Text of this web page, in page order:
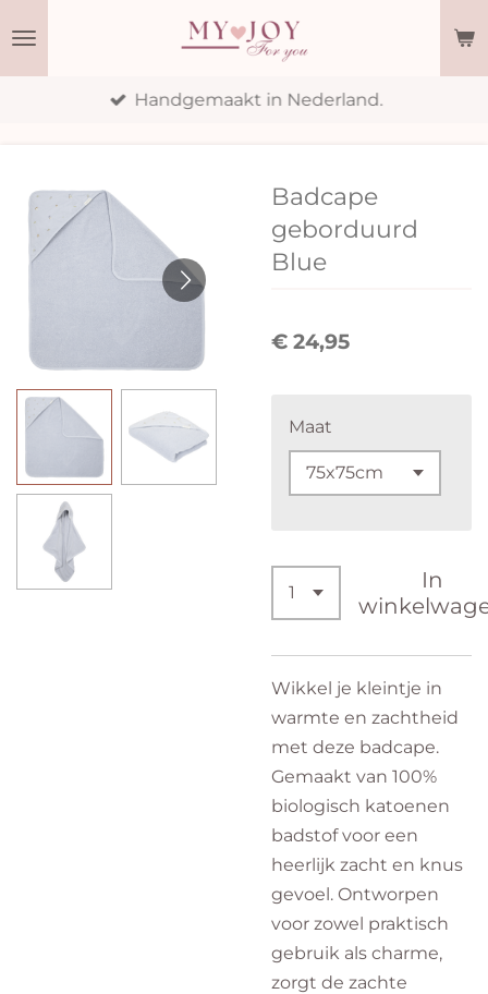
Handgemaakt in Nederland.
Badcape
geborduurd
Blue
€ 24,95
Maat
In
Wikkel je kleintje in
warmte en zachtheid
met deze badcape.
Gemaakt van 100%
biologisch katoenen
badstof voor een
heerlijk zacht en knus
gevoel. Ontworpen
voor zowel praktisch
gebruik als charme,
zorgt de zachte